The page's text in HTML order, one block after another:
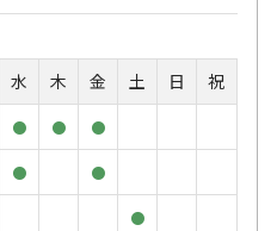
水 木 金 土 日
祝
● ● ●
● ●
●